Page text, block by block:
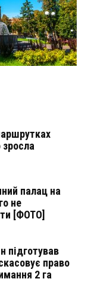
зросла
палац на
не
[ФОТО]
підготував
право
2 га